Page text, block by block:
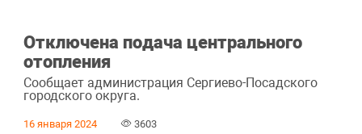
Отключена подача центрального
отопления
Сообщает администрация Сергиево-Посадского
городского округа.
16 января 2024 3603